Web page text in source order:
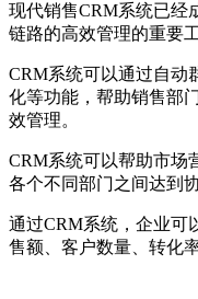
现代销售CRM系统已经
链路的高效管理的重要工
CRM系统可以通过自动
化等功能，帮助销售部
效管理。
CRM系统可以帮助市场
各个不同部门之间达到协
通过CRM系统，企业可
售额、客户数量、转化